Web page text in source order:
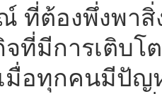
ที่ต้องพึ่งพา
จที่มีการเติบ
มื่อทุกคนมีปั